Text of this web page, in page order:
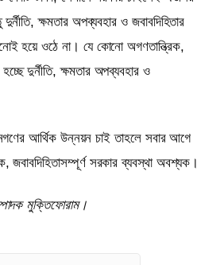
ক্ষমতার অপব্যবহার ও জবাবদিহিতার
হয়ে ওঠে না। যে কোনো অগণতান্ত্রিক,
হচ্ছে দুর্নীতি, ক্ষমতার অপব্যবহার ও
আর্থিক উন্নয়ন চাই তাহলে সবার আগে
জবাবদিহিতাসম্পূর্ণ সরকার ব্যবস্থা অবশ্যক।
মুক্তিফোরাম।